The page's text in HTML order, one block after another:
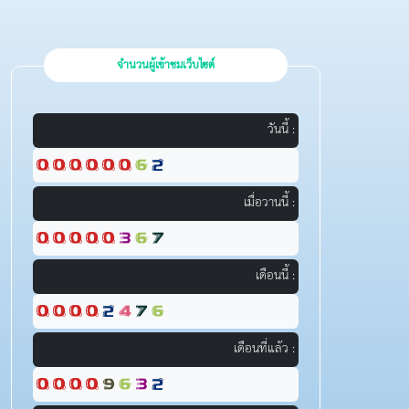
จำนวนผู้เข้าชมเว็บไซต์
วันนี้ :
เมื่อวานนี้ :
เดือนนี้ :
เดือนที่แล้ว :